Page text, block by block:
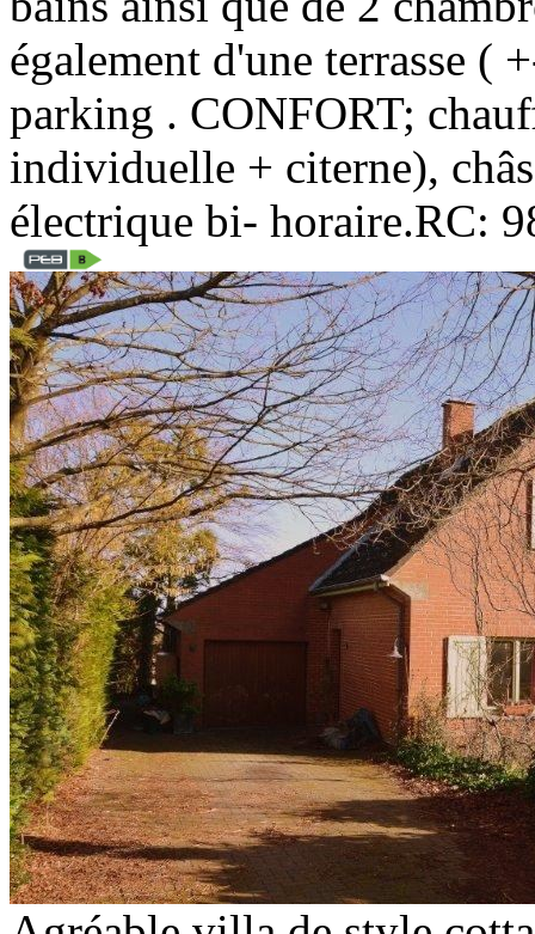
également d'une terrasse (
parking . CONFORT;
individuelle + citerne),
électrique bi- horaire.RC: